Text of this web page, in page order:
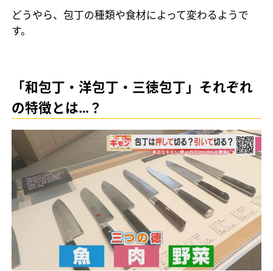
どうやら、包丁の種類や食材によって変わるようで
す。
「和包丁・洋包丁・三徳包丁」それぞれ
の特徴とは…？